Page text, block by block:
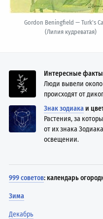
Gordon Beningfield — Turk's
(Лилия кудреватая)
Интересные факты
Люди вывели около
происходят от
Знак зодиака и
Растения, за
от их знака
освещении.
999 советов: календарь
Зима
Декабрь